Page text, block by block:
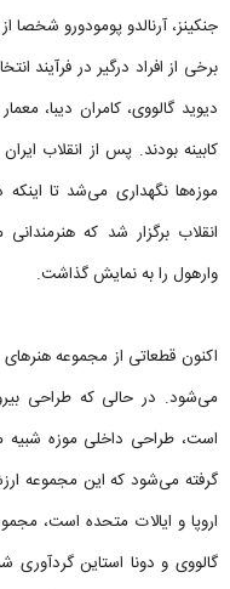
جنکینز، آرنالدو پومودورو شخصا
برخی از افراد درگیر در فرآیند
دیوید گالووی، کامران دیبا،
انقلاب برگزار شد که
وارهول را به نمایش گذاشت.
اکنون قطعاتی از مجموعه
می‌شود. در حالی که طراحی
است، طراحی داخلی موزه شبیه
گرفته می‌شود که این مجموعه
اروپا و ایالات متحده است،